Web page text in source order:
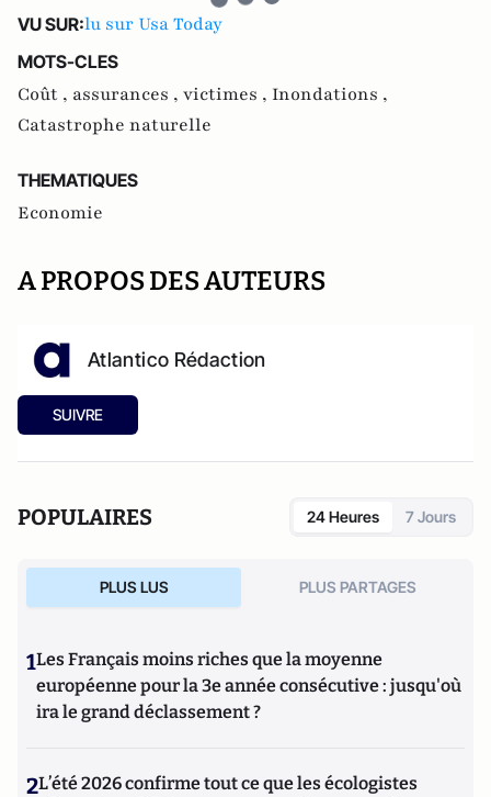
VU SUR:lu sur Usa Today
MOTS-CLES
Coût , assurances , victimes , Inondations ,
Catastrophe naturelle
THEMATIQUES
Economie
A PROPOS DES AUTEURS
Atlantico Rédaction
SUIVRE
POPULAIRES 24 Heures 7 Jours
PLUS LUS PLUS PARTAGES
1Les Français moins riches que la moyenne
européenne pour la 3e année consécutive : jusqu'où
ira le grand déclassement ?
2L’été 2026 confirme tout ce que les écologistes